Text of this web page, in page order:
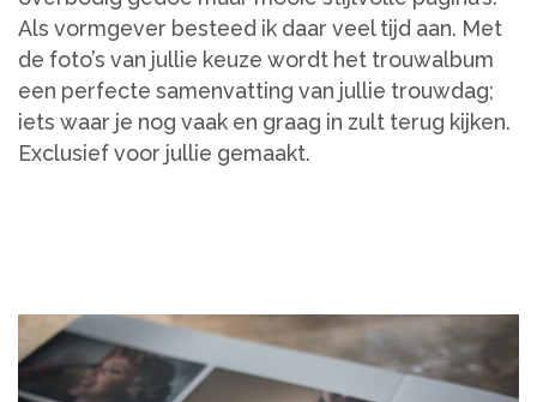
Als vormgever besteed ik daar veel tijd aan. Met
de foto’s van jullie keuze wordt het trouwalbum
een perfecte samenvatting van jullie trouwdag;
iets waar je nog vaak en graag in zult terug kijken.
Exclusief voor jullie gemaakt.